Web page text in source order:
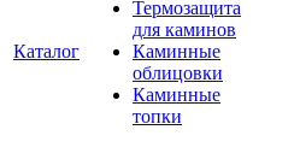
Каталог
Термозащита
для каминов
Каминные
облицовки
Каминные
топки